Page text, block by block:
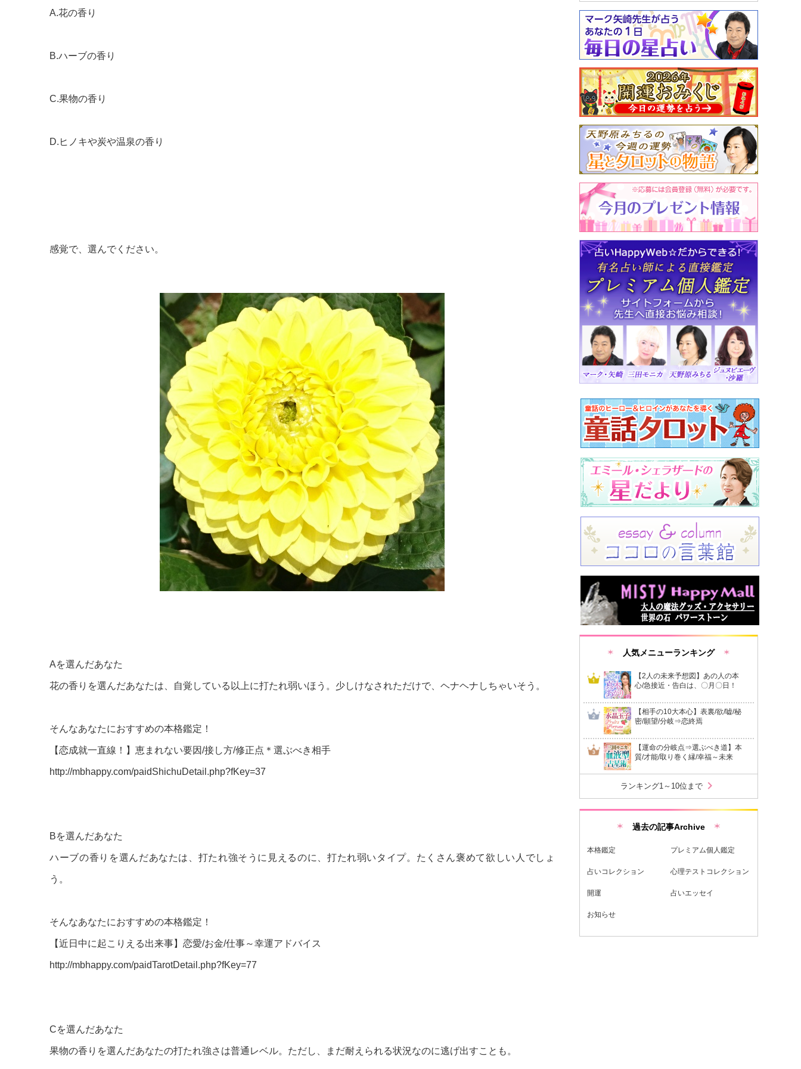
A.花の香り
B.ハーブの香り
C.果物の香り
D.ヒノキや炭や温泉の香り
感覚で、選んでください。
Aを選んだあなた
花の香りを選んだあなたは、自覚している以上に打たれ弱いほう。少しけなされただけで、ヘナヘナしちゃいそう。
そんなあなたにおすすめの本格鑑定！
【恋成就一直線！】恵まれない要因/接し方/修正点＊選ぶべき相手
http://mbhappy.com/paidShichuDetail.php?fKey=37
Bを選んだあなた
ハーブの香りを選んだあなたは、打たれ強そうに見えるのに、打たれ弱いタイプ。たくさん褒めて欲しい人でしょ
う。
そんなあなたにおすすめの本格鑑定！
【近日中に起こりえる出来事】恋愛/お金/仕事～幸運アドバイス
http://mbhappy.com/paidTarotDetail.php?fKey=77
Cを選んだあなた
果物の香りを選んだあなたの打たれ強さは普通レベル。ただし、まだ耐えられる状況なのに逃げ出すことも。
人気メニューランキング
【2人の未来予想図】あの人の本
心/急接近・告白は、〇月〇日！
【相手の10大本心】表裏/欲/嘘/秘
密/願望/分岐⇒恋終焉
【運命の分岐点⇒選ぶべき道】本
質/才能/取り巻く縁/幸福～未来
ランキング1～10位まで chevron_right
過去の記事Archive
本格鑑定 プレミアム個人鑑定
占いコレクション 心理テストコレクション
開運 占いエッセイ
お知らせ